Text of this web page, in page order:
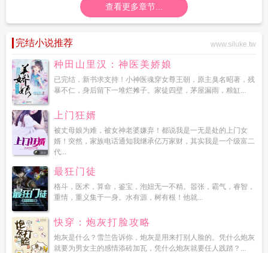
查看更多章节...
完结小说推荐 www.siluke.tw
种田山里汉：神医美娇娘
已完结，新书求支持！小神医魂穿女尊王朝，原主臭名昭著，残
暴不仁，身后留下一堆烂摊子。家徒四壁，茅屋漏雨，粮缸...
上门狂婿
被丈母娘为难，被女神老婆嫌弃！都说我是一无是处的上门女
婿！突然，家族电话通知我继承亿万家财，其实我是一个级富二
代...
最狂门徒
格斗，医术，算命，鉴宝，泡妞无一不精。嚣张，霸气，睿智，
重情，重义集于一身。水有源，树有根！他就...
快穿：炮灰打脸攻略
炮灰是什么？雪兰告诉你，炮灰是用来打别人脸的。凭什么炮灰
就要为男女主的感情添砖加瓦，凭什么炮灰就要任人践踏？...